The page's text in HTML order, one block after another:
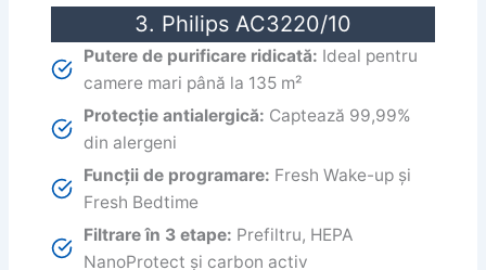
3. Philips AC3220/10
Putere de purificare ridicată: Ideal pentru
camere mari până la 135 m²
Protecție antialergică: Captează 99,99%
din alergeni
Funcții de programare: Fresh Wake-up și
Fresh Bedtime
Filtrare în 3 etape: Prefiltru, HEPA
NanoProtect și carbon activ